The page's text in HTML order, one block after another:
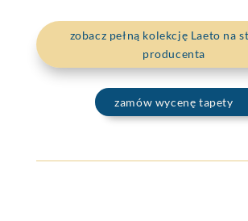
zobacz pełną kolekcję Laeto na
producenta
zamów wycenę tapety